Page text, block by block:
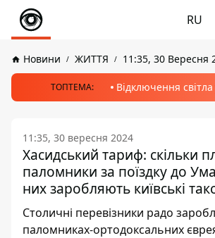
RU
Новини ЖИТТЯ 11:35, 30 Вересня
ТОПТЕМА: Відключення світла
11:35, 30 вересня 2024
Хасидський тариф: скільки
паломники за поїздку до
них заробляють київські
Столичні перевізники радо
паломниках-ортодоксальних